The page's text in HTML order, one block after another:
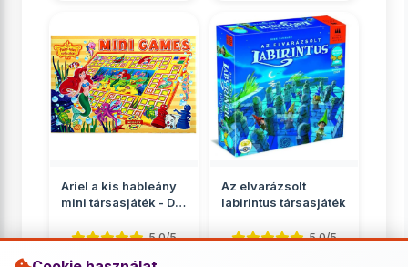
Ariel a kis hableány
mini társasjáték - D-
5.0/5
Az elvarázsolt
labirintus társasjáték
5.0/5